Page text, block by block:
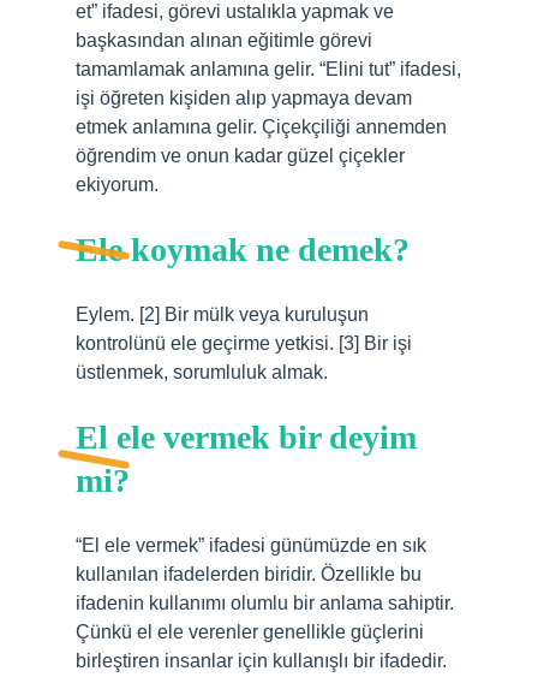
et” ifadesi, görevi ustalıkla yapmak ve
başkasından alınan eğitimle görevi
tamamlamak anlamına gelir. “Elini tut” ifadesi,
işi öğreten kişiden alıp yapmaya devam
etmek anlamına gelir. Çiçekçiliği annemden
öğrendim ve onun kadar güzel çiçekler
ekiyorum.
Ele koymak ne demek?
Eylem. [2] Bir mülk veya kuruluşun
kontrolünü ele geçirme yetkisi. [3] Bir işi
üstlenmek, sorumluluk almak.
El ele vermek bir deyim
mi?
“El ele vermek” ifadesi günümüzde en sık
kullanılan ifadelerden biridir. Özellikle bu
ifadenin kullanımı olumlu bir anlama sahiptir.
Çünkü el ele verenler genellikle güçlerini
birleştiren insanlar için kullanışlı bir ifadedir.